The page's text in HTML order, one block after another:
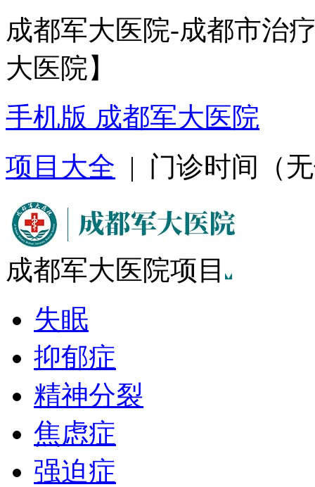
成都军大医院-成都市治
大医院】
手机版 成都军大医院
项目大全 | 门诊时间（
成都军大医院项目
失眠
抑郁症
精神分裂
焦虑症
强迫症